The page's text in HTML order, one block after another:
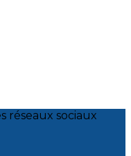
réseaux sociaux